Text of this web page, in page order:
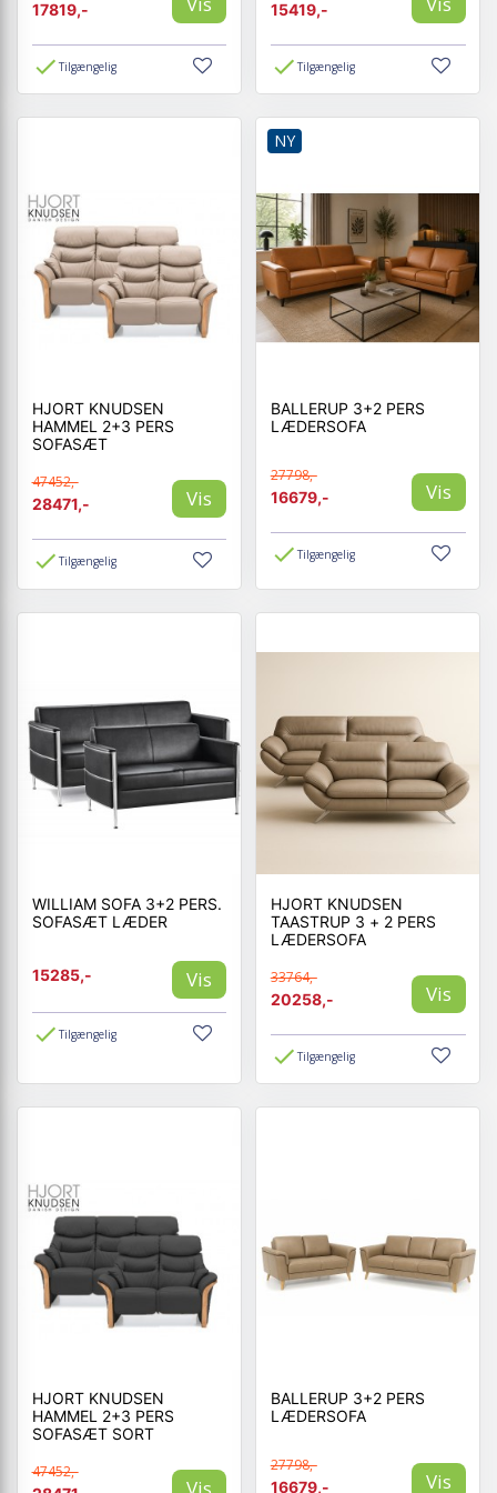
17819,-
Tilgængelig
15419,-
Tilgængelig
HJORT KNUDSEN
HAMMEL 2+3 PERS
SOFASÆT
47452,-
28471,-
Vis
Tilgængelig
NY
BALLERUP 3+2 PERS
LÆDERSOFA
27798,-
16679,-
Vis
Tilgængelig
WILLIAM SOFA 3+2 PERS.
SOFASÆT LÆDER
15285,- Vis
Tilgængelig
HJORT KNUDSEN
TAASTRUP 3 + 2 PERS
LÆDERSOFA
33764,-
20258,-
Vis
Tilgængelig
HJORT KNUDSEN
HAMMEL 2+3 PERS
SOFASÆT SORT
47452,-
BALLERUP 3+2 PERS
LÆDERSOFA
27798,-
16679,-
Vis